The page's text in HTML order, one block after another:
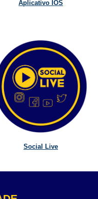
Aplicativo IOS
Social Live